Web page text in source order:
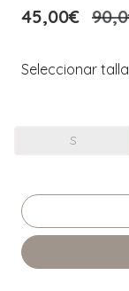
45,00€
Seleccionar talla
S